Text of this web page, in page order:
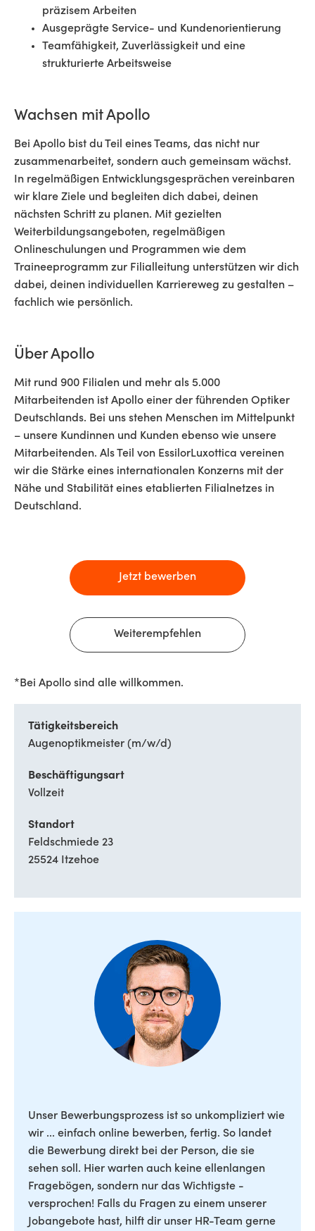
präzisem Arbeiten
Ausgeprägte Service- und Kundenorientierung
Teamfähigkeit, Zuverlässigkeit und eine
strukturierte Arbeitsweise
Wachsen mit Apollo
Bei Apollo bist du Teil eines Teams, das nicht nur
zusammenarbeitet, sondern auch gemeinsam wächst.
In regelmäßigen Entwicklungsgesprächen vereinbaren
wir klare Ziele und begleiten dich dabei, deinen
nächsten Schritt zu planen. Mit gezielten
Weiterbildungsangeboten, regelmäßigen
Onlineschulungen und Programmen wie dem
Traineeprogramm zur Filialleitung unterstützen wir dich
dabei, deinen individuellen Karriereweg zu gestalten –
fachlich wie persönlich.
Über Apollo
Mit rund 900 Filialen und mehr als 5.000
Mitarbeitenden ist Apollo einer der führenden Optiker
Deutschlands. Bei uns stehen Menschen im Mittelpunkt
– unsere Kundinnen und Kunden ebenso wie unsere
Mitarbeitenden. Als Teil von EssilorLuxottica vereinen
wir die Stärke eines internationalen Konzerns mit der
Nähe und Stabilität eines etablierten Filialnetzes in
Deutschland.
Jetzt bewerben
Weiterempfehlen
*Bei Apollo sind alle willkommen.
Tätigkeitsbereich
Augenoptikmeister (m/w/d)
Beschäftigungsart
Vollzeit
Standort
Feldschmiede 23
25524 Itzehoe
Unser Bewerbungsprozess ist so unkompliziert wie
wir ... einfach online bewerben, fertig. So landet
die Bewerbung direkt bei der Person, die sie
sehen soll. Hier warten auch keine ellenlangen
Fragebögen, sondern nur das Wichtigste -
versprochen! Falls du Fragen zu einem unserer
Jobangebote hast, hilft dir unser HR-Team gerne